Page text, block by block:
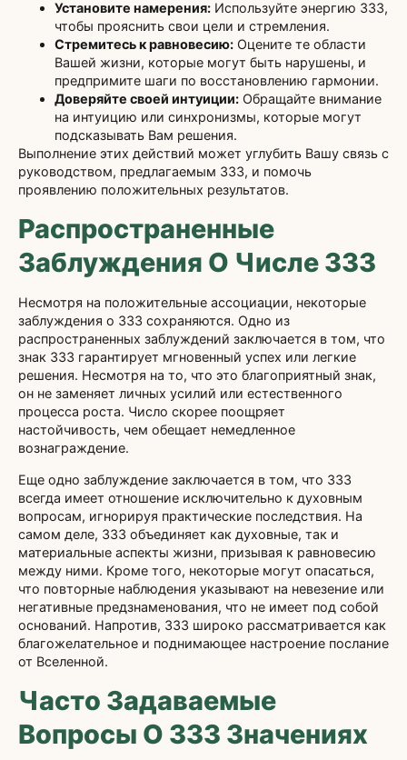
Установите намерения: Используйте энергию 333,
чтобы прояснить свои цели и стремления.
Стремитесь к равновесию: Оцените те области
Вашей жизни, которые могут быть нарушены, и
предпримите шаги по восстановлению гармонии.
Доверяйте своей интуиции: Обращайте внимание
на интуицию или синхронизмы, которые могут
подсказывать Вам решения.
Выполнение этих действий может углубить Вашу связь с
руководством, предлагаемым 333, и помочь
проявлению положительных результатов.
Распространенные
Заблуждения О Числе 333
Несмотря на положительные ассоциации, некоторые
заблуждения о 333 сохраняются. Одно из
распространенных заблуждений заключается в том, что
знак 333 гарантирует мгновенный успех или легкие
решения. Несмотря на то, что это благоприятный знак,
он не заменяет личных усилий или естественного
процесса роста. Число скорее поощряет
настойчивость, чем обещает немедленное
вознаграждение.
Еще одно заблуждение заключается в том, что 333
всегда имеет отношение исключительно к духовным
вопросам, игнорируя практические последствия. На
самом деле, 333 объединяет как духовные, так и
материальные аспекты жизни, призывая к равновесию
между ними. Кроме того, некоторые могут опасаться,
что повторные наблюдения указывают на невезение или
негативные предзнаменования, что не имеет под собой
оснований. Напротив, 333 широко рассматривается как
благожелательное и поднимающее настроение послание
от Вселенной.
Часто Задаваемые
Вопросы О 333 Значениях